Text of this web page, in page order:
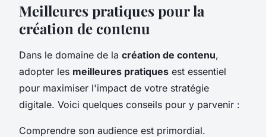
Meilleures pratiques pour la
création de contenu
Dans le domaine de la création de contenu,
adopter les meilleures pratiques est essentiel
pour maximiser l'impact de votre stratégie
digitale. Voici quelques conseils pour y parvenir :
Comprendre son audience est primordial.